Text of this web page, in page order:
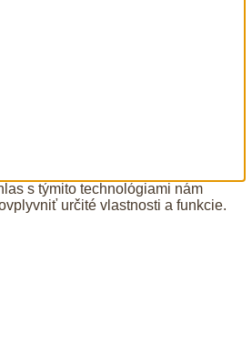
s týmito technológiami nám
určité vlastnosti a funkcie.